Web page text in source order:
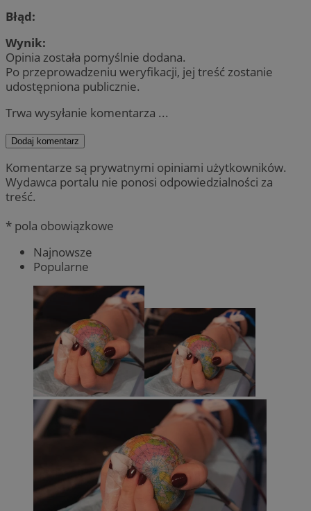
Błąd:
Wynik:
Opinia została pomyślnie dodana.
Po przeprowadzeniu weryfikacji, jej treść zostanie
udostępniona publicznie.
Trwa wysyłanie komentarza ...
Dodaj komentarz
Komentarze są prywatnymi opiniami użytkowników.
Wydawca portalu nie ponosi odpowiedzialności za
treść.
* pola obowiązkowe
Najnowsze
Popularne